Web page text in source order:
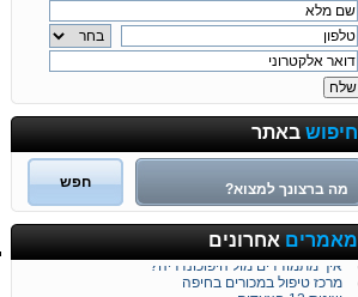
חיפוש באתר
מאמרים אחרונים
אפשרויות טיפול בדמנציה והפרעות בזיכרון
טיפול מקצועי המתאים לבני גיל הזהב ולקשישים
איך מתמודדים מול היפוכונדריה?
מרכז טיפול במכורים בחיפה